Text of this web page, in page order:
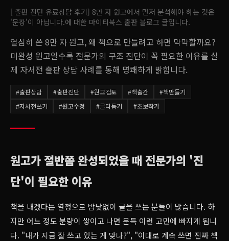
[ 출판 진단 유료상담 후기] 8만 자 원고에서 먼저 분석해야 하는 것은
'문장'이 아닙니다.에 대한 마이티북스 출판 블로그 글입니다.
열심히 쓴 8만 자 원고, 왜 책으로 만들려고 하면 막막할까요?
미완성 원고일수록 전문가의 구조 진단이 꼭 필요한 이유를 실
제 자서전 출판 상담 사례를 통해 명쾌하게 밝힙니다.
#출판상담 #출판진단 #원고검토 #책출간 #책만들기
#자서전쓰기 #원고수정 #글다듬기 #초보작가
원고가 절반쯤 완성되었을 때 전문가의 '진
단'이 필요한 이유
책을 내겠다는 열정으로 밤낮없이 글을 쓰는 분들이 많습니다. 하
지만 어느 정도 분량이 쌓이고 나면 문득 이런 고민에 빠지게 됩니
다. "내가 지금 잘 쓰고 있는 게 맞나?", "이대로 계속 쓰면 진짜 책